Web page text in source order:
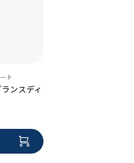
ト
ンスディ